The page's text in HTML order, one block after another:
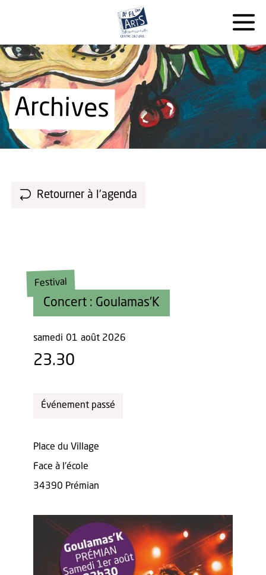
Archives
Retourner à l'agenda
Concert : Goulamas'K
Festival
samedi 01 août 2026
23.30
Événement passé
Place du Village
Face à l'école
34390 Prémian